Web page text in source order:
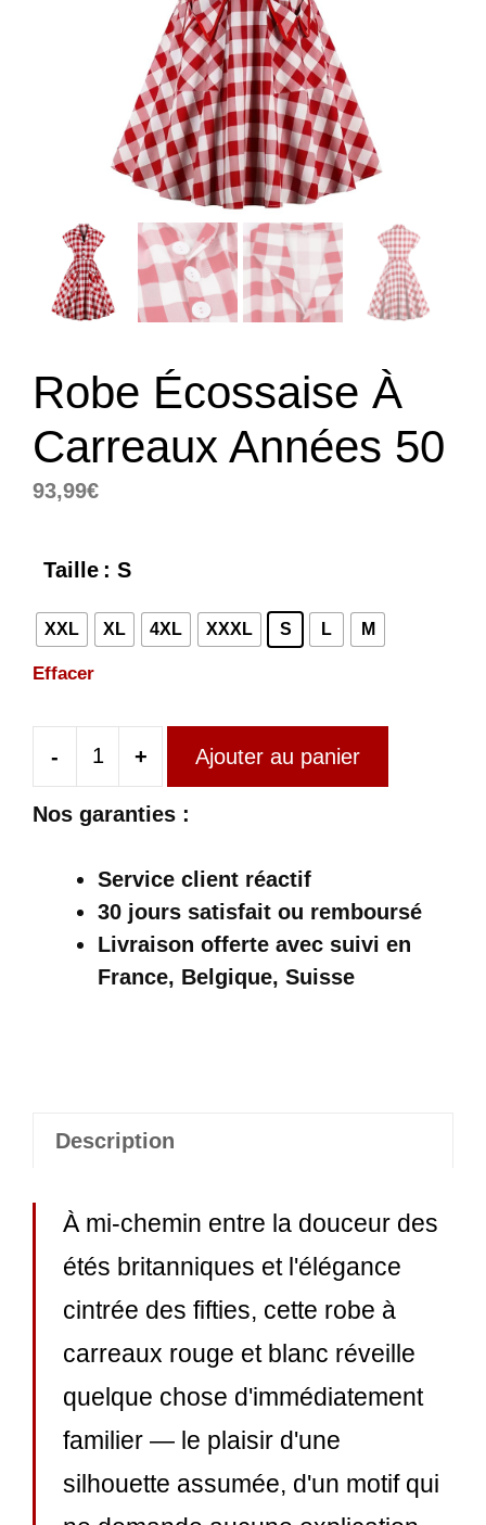
Robe Écossaise À
Carreaux Années 50
93,99€
Taille : S
XXL XL 4XL XXXL S L M
Effacer
-
quantité
Écossaise
Carreaux
Années
+ Ajouter au panier
Nos garanties :
Service client réactif
30 jours satisfait ou remboursé
Livraison offerte avec suivi en
France, Belgique, Suisse
Description
À mi-chemin entre la douceur des
étés britanniques et l'élégance
cintrée des fifties, cette robe à
carreaux rouge et blanc réveille
quelque chose d'immédiatement
familier — le plaisir d'une
silhouette assumée, d'un motif qui